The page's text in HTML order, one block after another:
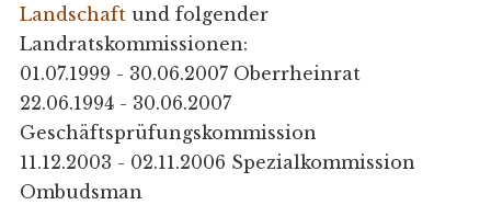
Landschaftund folgender
Landratskommissionen:
01.07.1999 - 30.06.2007 Oberrheinrat
22.06.1994 - 30.06.2007
Geschäftsprüfungskommission
11.12.2003 - 02.11.2006 Spezialkommission
Ombudsman